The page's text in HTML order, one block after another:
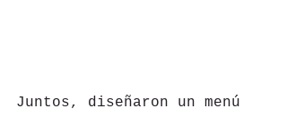
Juntos, diseñaron un menú